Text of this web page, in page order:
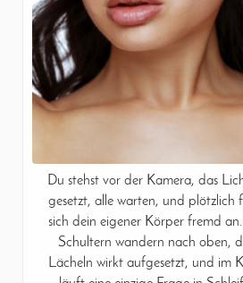
Du stehst vor der Kamera, das
gesetzt, alle warten, und plötzlich
sich dein eigener Körper fremd
Schultern wandern nach oben,
Lächeln wirkt aufgesetzt, und im